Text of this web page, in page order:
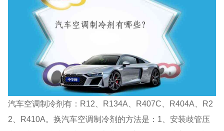
汽车空调制冷剂有：R12、R134A、R407C、R404A、R2
2、R410A。换汽车空调制冷剂的方法是：1、安装歧管压